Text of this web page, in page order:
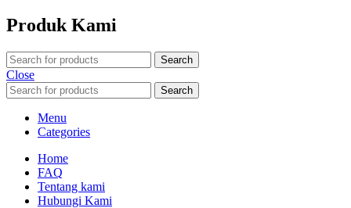
Produk Kami
Search
Close
Search
Menu
Categories
Home
FAQ
Tentang kami
Hubungi Kami